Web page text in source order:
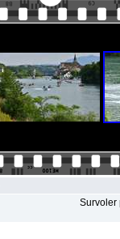
Survoler